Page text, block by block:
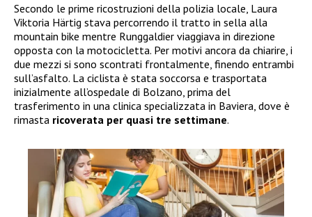
Secondo le prime ricostruzioni della polizia locale, Laura
Viktoria Härtig stava percorrendo il tratto in sella alla
mountain bike mentre Runggaldier viaggiava in direzione
opposta con la motocicletta. Per motivi ancora da chiarire, i
due mezzi si sono scontrati frontalmente, finendo entrambi
sull’asfalto. La ciclista è stata soccorsa e trasportata
inizialmente all’ospedale di Bolzano, prima del
trasferimento in una clinica specializzata in Baviera, dove è
rimasta ricoverata per quasi tre settimane.